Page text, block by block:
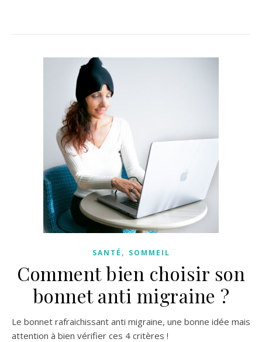
SANTÉ , SOMMEIL
Comment bien choisir son
bonnet anti migraine ?
Le bonnet rafraichissant anti migraine, une bonne idée mais
attention à bien vérifier ces 4 critères !